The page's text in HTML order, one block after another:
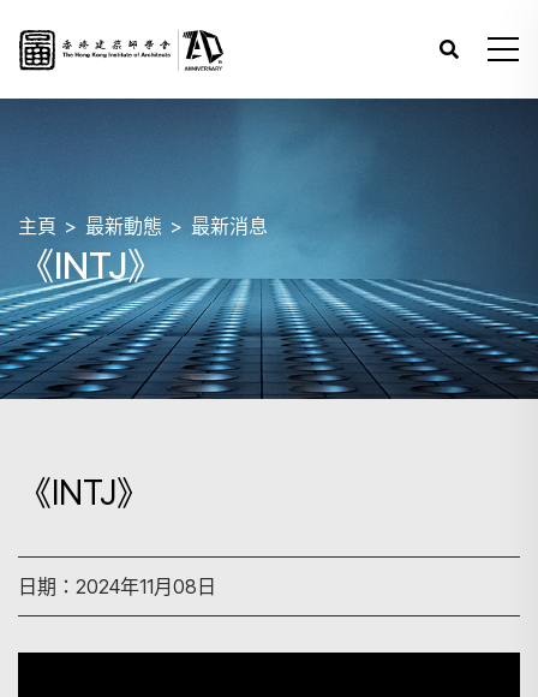
主頁 最新動態 最新消息
《INTJ》
《INTJ》
日期：2024年11月08日